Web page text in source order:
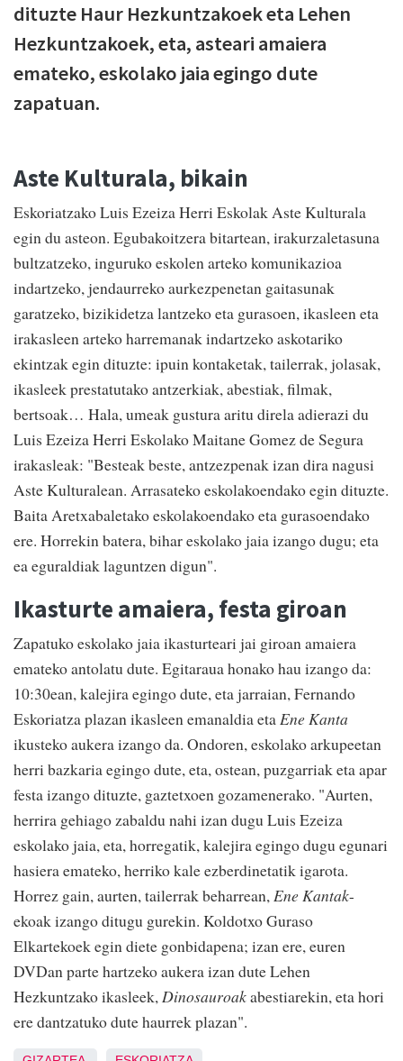
dituzte Haur Hezkuntzakoek eta Lehen
Hezkuntzakoek, eta, asteari amaiera
emateko, eskolako jaia egingo dute
zapatuan.
Aste Kulturala, bikain
Eskoriatzako Luis Ezeiza Herri Eskolak Aste Kulturala
egin du asteon. Egubakoitzera bitartean, irakurzaletasuna
bultzatzeko, inguruko eskolen arteko komunikazioa
indartzeko, jendaurreko aurkezpenetan gaitasunak
garatzeko, bizikidetza lantzeko eta gurasoen, ikasleen eta
irakasleen arteko harremanak indartzeko askotariko
ekintzak egin dituzte: ipuin kontaketak, tailerrak, jolasak,
ikasleek prestatutako antzerkiak, abestiak, filmak,
bertsoak… Hala, umeak gustura aritu direla adierazi du
Luis Ezeiza Herri Eskolako Maitane Gomez de Segura
irakasleak: "Besteak beste, antzezpenak izan dira nagusi
Aste Kulturalean. Arrasateko eskolakoendako egin dituzte.
Baita Aretxabaletako eskolakoendako eta gurasoendako
ere. Horrekin batera, bihar eskolako jaia izango dugu; eta
ea eguraldiak laguntzen digun".
Ikasturte amaiera, festa giroan
Zapatuko eskolako jaia ikasturteari jai giroan amaiera
emateko antolatu dute. Egitaraua honako hau izango da:
10:30ean, kalejira egingo dute, eta jarraian, Fernando
Eskoriatza plazan ikasleen emanaldia eta Ene Kanta
ikusteko aukera izango da. Ondoren, eskolako arkupeetan
herri bazkaria egingo dute, eta, ostean, puzgarriak eta apar
festa izango dituzte, gaztetxoen gozamenerako. "Aurten,
herrira gehiago zabaldu nahi izan dugu Luis Ezeiza
eskolako jaia, eta, horregatik, kalejira egingo dugu egunari
hasiera emateko, herriko kale ezberdinetatik igarota.
Horrez gain, aurten, tailerrak beharrean, Ene Kantak-
ekoak izango ditugu gurekin. Koldotxo Guraso
Elkartekoek egin diete gonbidapena; izan ere, euren
DVDan parte hartzeko aukera izan dute Lehen
Hezkuntzako ikasleek, Dinosauroakabestiarekin, eta hori
ere dantzatuko dute haurrek plazan".